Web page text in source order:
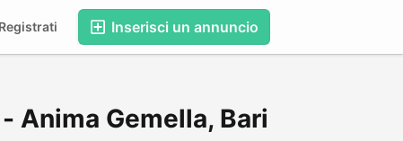
Inserisci un annuncio
Anima Gemella, Bari